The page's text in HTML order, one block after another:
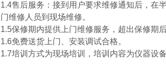
1.4售后服务：接到用户要求维修通知后，在
门维修人员到现场维修。
1.5保修期内提供上门维修服务，超出保修期
1.6免费送货上门、安装调试合格。
1.7培训方式为现场培训，培训内容为仪器设